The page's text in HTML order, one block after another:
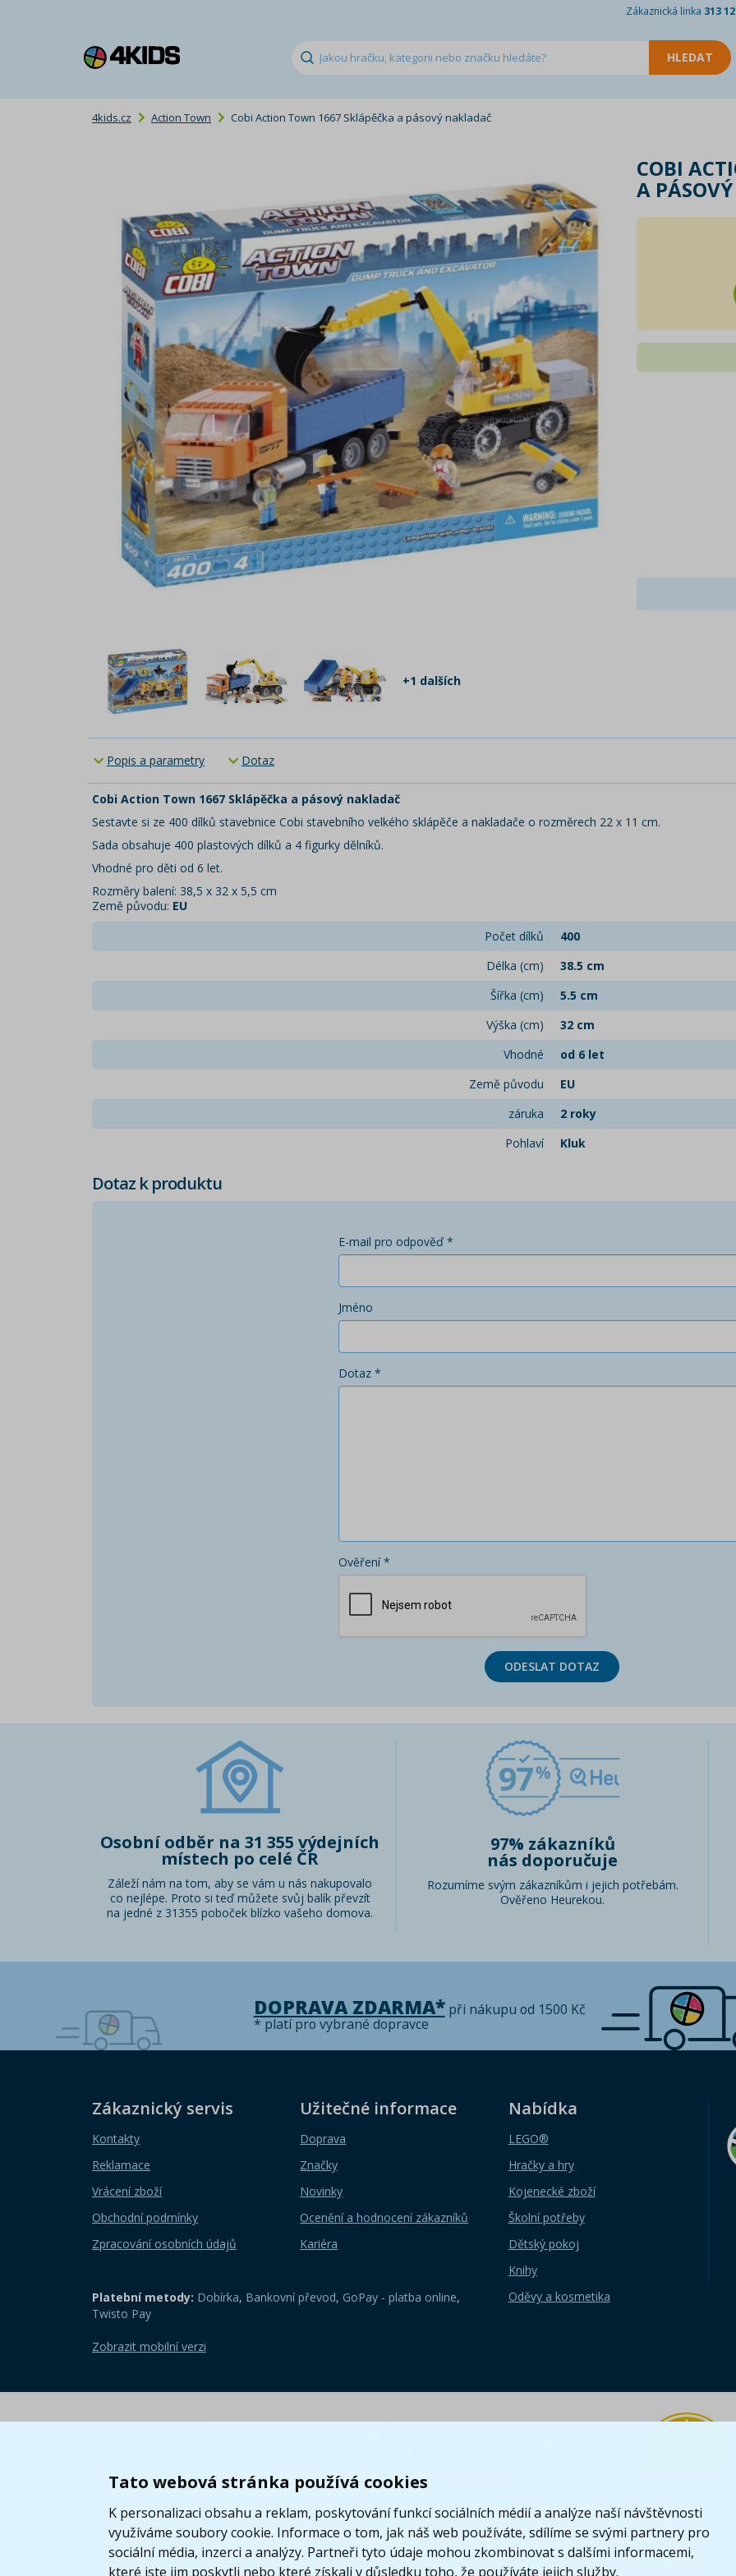
Tato webová stránka používá cookies
K personalizaci obsahu a reklam, poskytování funkcí sociálních médií a analýze naší návštěvnosti
využíváme soubory cookie. Informace o tom, jak náš web používáte, sdílíme se svými partnery pro
sociální média, inzerci a analýzy. Partneři tyto údaje mohou zkombinovat s dalšími informacemi,
které jste jim poskytli nebo které získali v důsledku toho, že používáte jejich služby.
Zákaznická linka 313
4kids.cz Action Town Cobi Action Town 1667 Sklápěčka a pásový nakladač
+1 dalších
COBI
A
Popis a parametry Dotaz
Cobi Action Town 1667 Sklápěčka a pásový nakladač
Sestavte si ze 400 dílků stavebnice Cobi stavebního velkého sklápěče a nakladače o rozměrech 22 x 11 cm.
Sada obsahuje 400 plastových dílků a 4 figurky dělníků.
Vhodné pro děti od 6 let.
Rozměry balení: 38,5 x 32 x 5,5 cm
Země původu: EU
Počet dílků
400
Délka (cm)
38.5 cm
Šířka (cm)
5.5 cm
Výška (cm)
32 cm
Vhodné
od 6 let
Země původu
EU
záruka
2 roky
Pohlaví
Kluk
Dotaz k produktu
E-mail pro odpověď *
Jméno
Dotaz *
Ověření *
ODESLAT DOTAZ
Osobní odběr na 31 355 výdejních
místech po celé ČR
Záleží nám na tom, aby se vám u nás nakupovalo
co nejlépe. Proto si teď můžete svůj balík převzít
na jedné z 31355 poboček blízko vašeho domova.
97
97% zákazníků
nás doporučuje
Rozumíme svým zákazníkům i jejich potřebám.
Ověřeno Heurekou.
DOPRAVA ZDARMA*při nákupu od 1500 Kč
* platí pro vybrané dopravce
Zákaznický servis
Kontakty
Reklamace
Vrácení zboží
Obchodní podmínky
Zpracování osobních údajů
Užitečné informace
Doprava
Značky
Novinky
Ocenění a hodnocení zákazníků
Kariéra
Nabídka
LEGO®
Hračky a hry
Kojenecké zboží
Školní potřeby
Dětský pokoj
Knihy
Oděvy a kosmetika
Platební metody: Dobírka, Bankovní převod, GoPay - platba online,
Twisto Pay
Zobrazit mobilní verzi